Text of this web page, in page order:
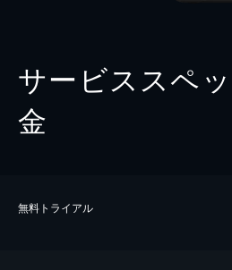
サービススペ
金
無料トライアル